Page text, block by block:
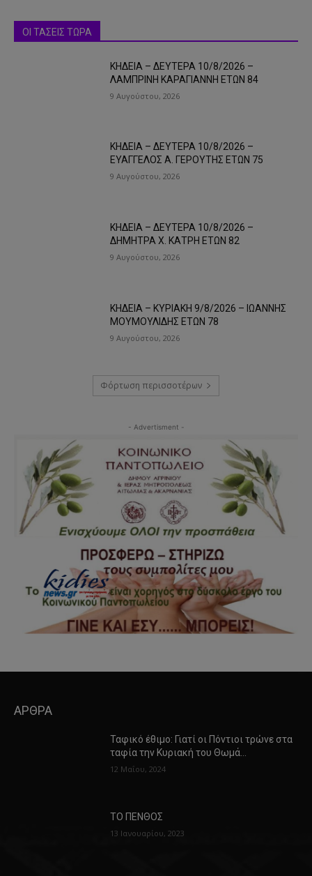
ΟΙ ΤΑΣΕΙΣ ΤΩΡΑ
ΚΗΔΕΙΑ – ΔΕΥΤΕΡΑ 10/8/2026 –
ΛΑΜΠΡΙΝΗ ΚΑΡΑΓΙΑΝΝΗ ΕΤΩΝ 84
9 Αυγούστου, 2026
ΚΗΔΕΙΑ – ΔΕΥΤΕΡΑ 10/8/2026 –
ΕΥΑΓΓΕΛΟΣ Α. ΓΕΡΟΥΤΗΣ ΕΤΩΝ 75
9 Αυγούστου, 2026
ΚΗΔΕΙΑ – ΔΕΥΤΕΡΑ 10/8/2026 –
ΔΗΜΗΤΡΑ Χ. ΚΑΤΡΗ ΕΤΩΝ 82
9 Αυγούστου, 2026
ΚΗΔΕΙΑ – ΚΥΡΙΑΚΗ 9/8/2026 – ΙΩΑΝΝΗΣ
ΜΟΥΜΟΥΛΙΔΗΣ ΕΤΩΝ 78
9 Αυγούστου, 2026
Φόρτωση περισσοτέρων
- Advertisment -
ΑΡΘΡΑ
Ταφικό έθιμο: Γιατί οι Πόντιοι τρώνε στα
ταφία την Κυριακή του Θωμά…
12 Μαΐου, 2024
ΤΟ ΠΕΝΘΟΣ
13 Ιανουαρίου, 2023